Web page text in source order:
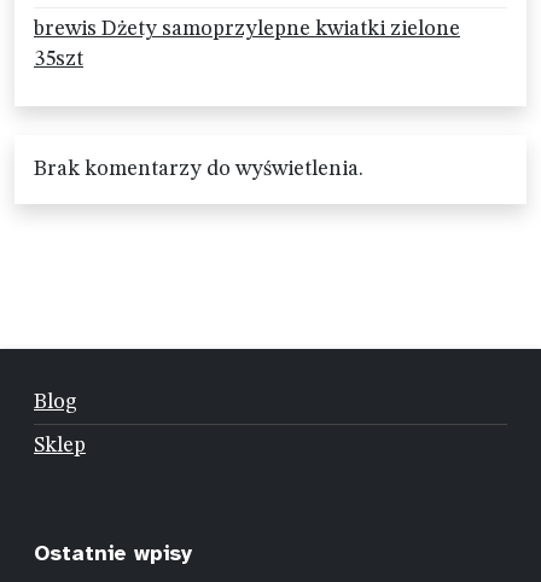
brewis Dżety samoprzylepne kwiatki zielone
35szt
Brak komentarzy do wyświetlenia.
Blog
Sklep
Ostatnie wpisy